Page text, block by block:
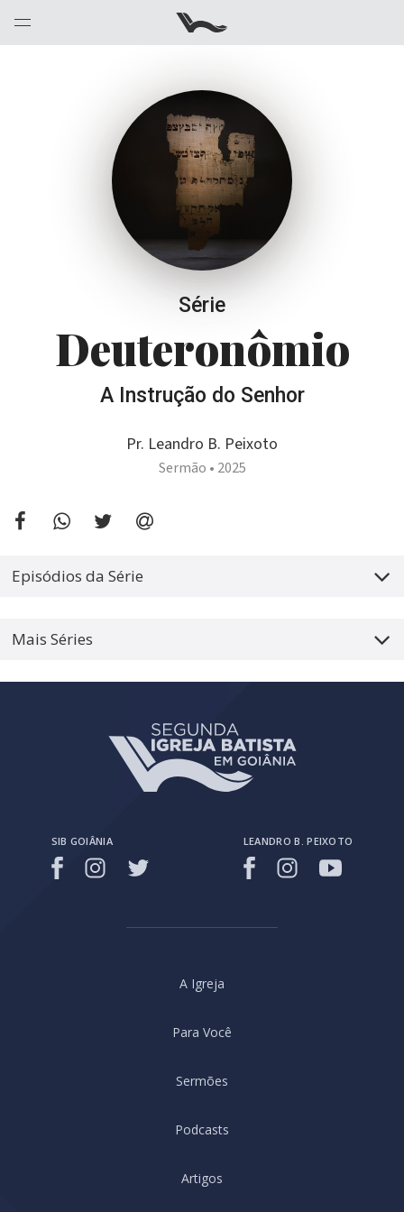
Série
Deuteronômio
A Instrução do Senhor
Pr. Leandro B. Peixoto
Sermão • 2025
Episódios da Série
Mais Séries
SIB GOIÂNIA LEANDRO B. PEIXOTO
A Igreja
Para Você
Sermões
Podcasts
Artigos